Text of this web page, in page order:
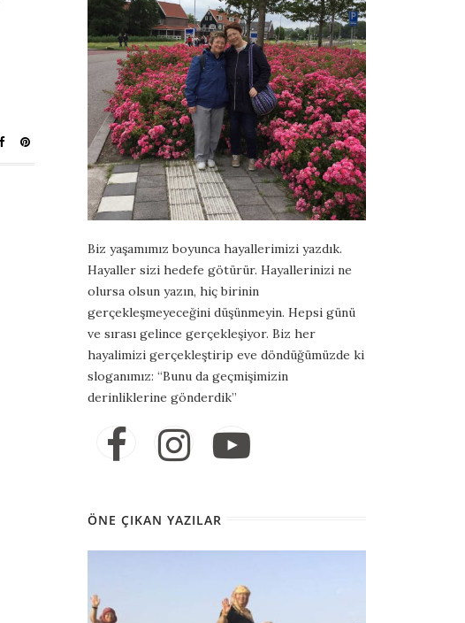
Biz yaşamımız boyunca hayallerimizi yazdık.
Hayaller sizi hedefe götürür. Hayallerinizi ne
olursa olsun yazın, hiç birinin
gerçekleşmeyeceğini düşünmeyin. Hepsi günü
ve sırası gelince gerçekleşiyor. Biz her
hayalimizi gerçekleştirip eve döndüğümüzde ki
sloganımız: “Bunu da geçmişimizin
derinliklerine gönderdik”
ÖNE ÇIKAN YAZILAR